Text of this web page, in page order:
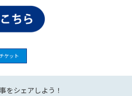
ケット
をシェアしよう！